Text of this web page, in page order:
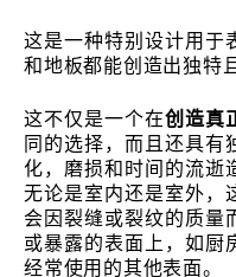
这是一种特别设计用于
和地板都能创造出独特
这不仅是一个在创造真
同的选择，而且还具有
化，磨损和时间的流逝
无论是室内还是室外，
会因裂缝或裂纹的质量
或暴露的表面上，如厨
经常使用的其他表面。